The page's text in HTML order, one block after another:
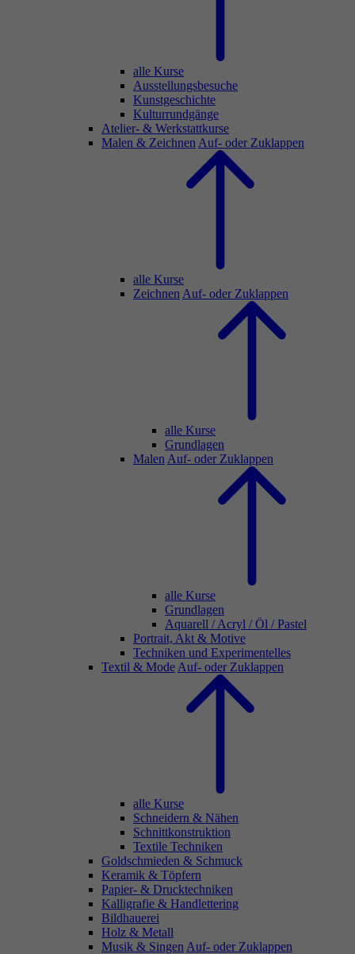
alle Kurse
Ausstellungsbesuche
Kunstgeschichte
Kulturrundgänge
Atelier- & Werkstattkurse
Malen & Zeichnen Auf- oder Zuklappen
alle Kurse
Zeichnen Auf- oder Zuklappen
alle Kurse
Grundlagen
Malen Auf- oder Zuklappen
alle Kurse
Grundlagen
Aquarell / Acryl / Öl / Pastel
Portrait, Akt & Motive
Techniken und Experimentelles
Textil & Mode Auf- oder Zuklappen
alle Kurse
Schneidern & Nähen
Schnittkonstruktion
Textile Techniken
Goldschmieden & Schmuck
Keramik & Töpfern
Papier- & Drucktechniken
Kalligrafie & Handlettering
Bildhauerei
Holz & Metall
Musik & Singen Auf- oder Zuklappen